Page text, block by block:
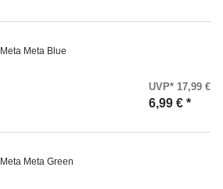
Meta Meta Blue
UVP* 17,99 €
6,99 € *
Meta Meta Green